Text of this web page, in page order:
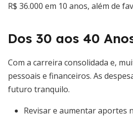
R$ 36.000 em 10 anos, além de
Dos 30 aos 40
Com a carreira consolidada e,
pessoais e financeiros. As
futuro tranquilo.
Revisar e aumentar aportes